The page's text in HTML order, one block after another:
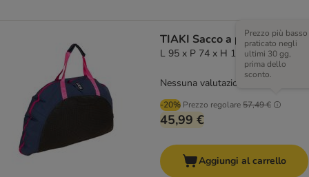
TIAKI Sacco a pelo portatile
L 95 x P 74 x H 11 cm
-20% Prezzo regolare57,49 €
Prezzo più basso
praticato negli
ultimi 30 gg,
prima dello
sconto.
45,99 €
Nessuna valutazione
Aggiungi al carrello